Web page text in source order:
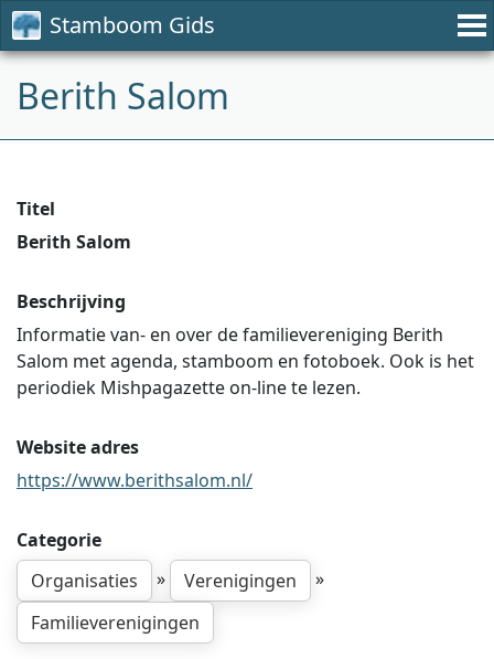
Stamboom Gids
Berith Salom
Titel
Berith Salom
Beschrijving
Informatie van- en over de familievereniging Berith
Salom met agenda, stamboom en fotoboek. Ook is het
periodiek Mishpagazette on-line te lezen.
Website adres
https://www.berithsalom.nl/
Categorie
Organisaties
» Verenigingen
»
Familieverenigingen